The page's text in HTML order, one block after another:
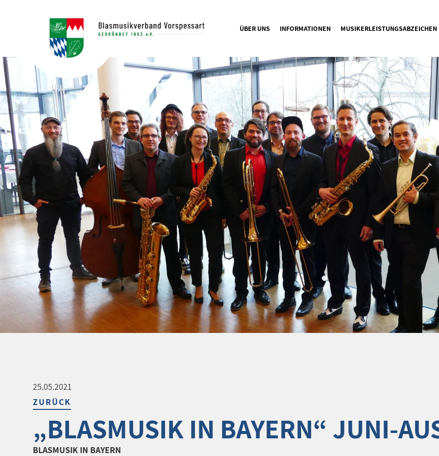
ÜBER UNS INFORMATIONEN MUSIKERLEISTUNGSABZEICHEN
25.05.2021
ZURÜCK
„BLASMUSIK IN BAYERN“ JUNI-
BLASMUSIK IN BAYERN